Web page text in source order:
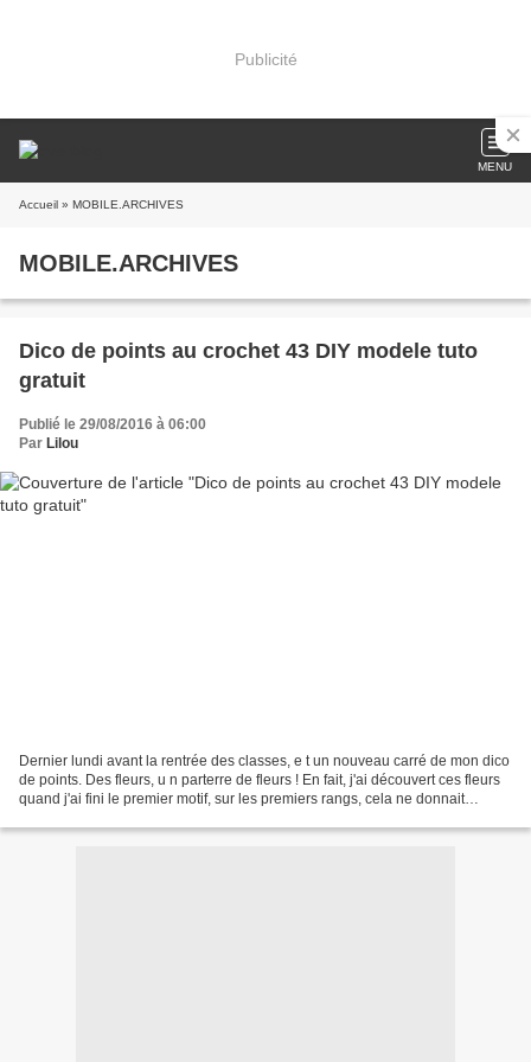
Publicité
MENU
Accueil » MOBILE.ARCHIVES
MOBILE.ARCHIVES
Dico de points au crochet 43 DIY modele tuto
gratuit
Publié le 29/08/2016 à 06:00
Par Lilou
Dernier lundi avant la rentrée des classes, e t un nouveau carré de mon dico
de points. Des fleurs, u n parterre de fleurs ! En fait, j'ai découvert ces fleurs
quand j'ai fini le premier motif, sur les premiers rangs, cela ne donnait